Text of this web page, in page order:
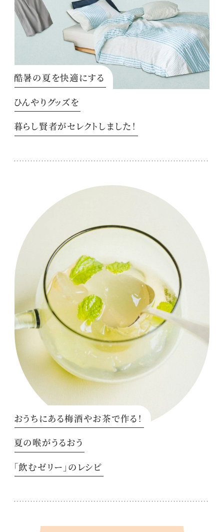
酷暑の夏を快適にする
ひんやりグッズを
暮らし賢者がセレクトしました！
おうちにある梅酒やお茶で作る！
夏の喉がうるおう
「飲むゼリー」のレシピ